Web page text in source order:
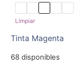
Limpiar
Tinta Magenta
68 disponibles